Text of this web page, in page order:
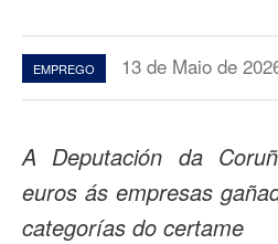
EMPREGO 13 de Maio de
A Deputación da
euros ás empresas
categorías do certame